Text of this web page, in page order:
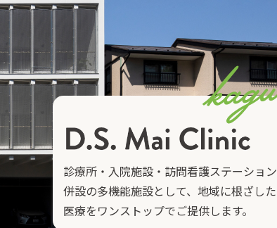
診療所・入院施設・訪問看護ステーション
併設の多機能施設として、地域に根ざした
医療をワンストップでご提供します。